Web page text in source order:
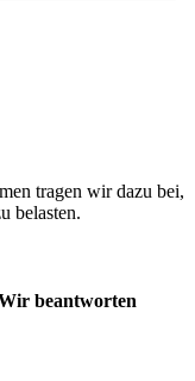
tragen wir dazu bei,
belasten.
beantworten